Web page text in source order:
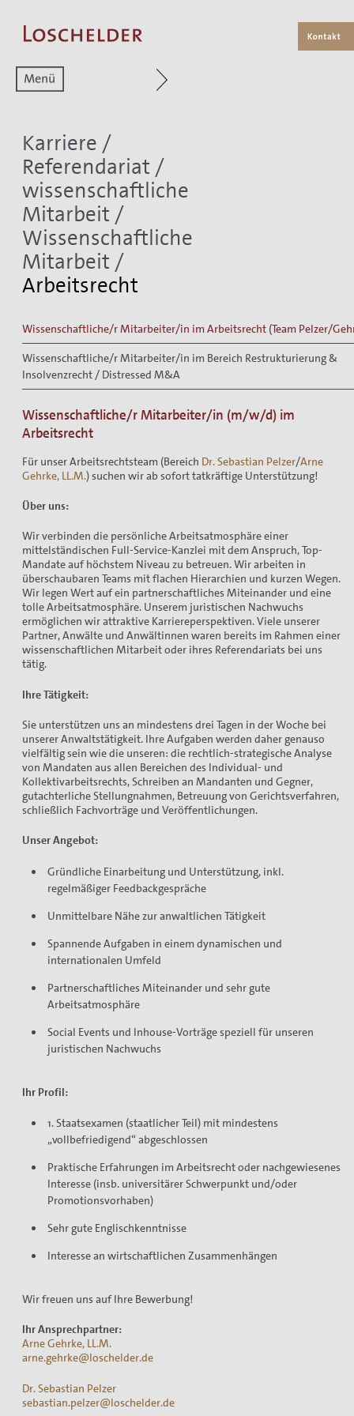
Karriere /
Referendariat /
wissenschaftliche
Mitarbeit /
Wissenschaftliche
Mitarbeit /
Arbeitsrecht
Wissenschaftliche/r Mitarbeiter/in im Arbeitsrecht (Team Pelzer/
Wissenschaftliche/r Mitarbeiter/in im Bereich Restrukturierung &
Insolvenzrecht / Distressed M&A
Wissenschaftliche/r Mitarbeiter/in (m/w/d) im
Arbeitsrecht
Für unser Arbeitsrechtsteam (Bereich Dr. Sebastian Pelzer/Arne
Gehrke, LL.M.) suchen wir ab sofort tatkräftige Unterstützung!
Über uns:
Wir verbinden die persönliche Arbeitsatmosphäre einer
mittelständischen Full-Service-Kanzlei mit dem Anspruch, Top-
Mandate auf höchstem Niveau zu betreuen. Wir arbeiten in
überschaubaren Teams mit flachen Hierarchien und kurzen Wegen.
Wir legen Wert auf ein partnerschaftliches Miteinander und eine
tolle Arbeitsatmosphäre. Unserem juristischen Nachwuchs
ermöglichen wir attraktive Karriereperspektiven. Viele unserer
Partner, Anwälte und Anwältinnen waren bereits im Rahmen einer
wissenschaftlichen Mitarbeit oder ihres Referendariats bei uns
tätig.
Ihre Tätigkeit:
Sie unterstützen uns an mindestens drei Tagen in der Woche bei
unserer Anwaltstätigkeit. Ihre Aufgaben werden daher genauso
vielfältig sein wie die unseren: die rechtlich-strategische Analyse
von Mandaten aus allen Bereichen des Individual- und
Kollektivarbeitsrechts, Schreiben an Mandanten und Gegner,
gutachterliche Stellungnahmen, Betreuung von Gerichtsverfahren,
schließlich Fachvorträge und Veröffentlichungen.
Unser Angebot:
Gründliche Einarbeitung und Unterstützung, inkl.
regelmäßiger Feedbackgespräche
Unmittelbare Nähe zur anwaltlichen Tätigkeit
Spannende Aufgaben in einem dynamischen und
internationalen Umfeld
Partnerschaftliches Miteinander und sehr gute
Arbeitsatmosphäre
Social Events und Inhouse-Vorträge speziell für unseren
juristischen Nachwuchs
Ihr Profil:
1. Staatsexamen (staatlicher Teil) mit mindestens
„vollbefriedigend“ abgeschlossen
Praktische Erfahrungen im Arbeitsrecht oder nachgewiesenes
Interesse (insb. universitärer Schwerpunkt und/oder
Promotionsvorhaben)
Sehr gute Englischkenntnisse
Interesse an wirtschaftlichen Zusammenhängen
Wir freuen uns auf Ihre Bewerbung!
Ihr Ansprechpartner:
Arne Gehrke, LL.M.
arne.gehrke@loschelder.de
Dr. Sebastian Pelzer
sebastian.pelzer@loschelder.de